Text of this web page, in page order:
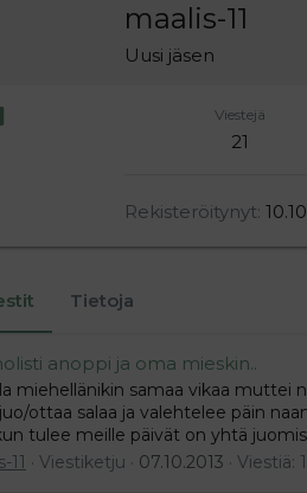
maalis-11
Uusi jäsen
Viestejä
21
Rekisteröitynyt
Tietoja
anoppi ja oma mieskin..
miehellänikin samaa vikaa muttei
ottaa salaa ja valehtelee päin
tulee meille päivät on yhtä
11
Viestiketju 07.10.2013 Viestiä: 1